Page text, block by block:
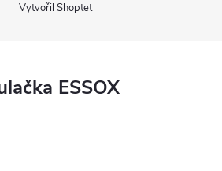
Vytvořil Shoptet
ESSOX